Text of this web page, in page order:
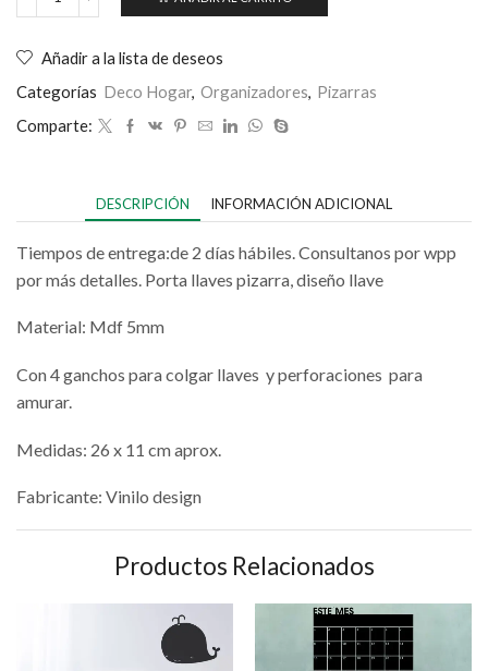
Añadir a la lista de deseos
Categorías Deco Hogar, Organizadores, Pizarras
Comparte:
DESCRIPCIÓN INFORMACIÓN ADICIONAL
Tiempos de entrega:de 2 días hábiles. Consultanos por wpp
por más detalles. Porta llaves pizarra, diseño llave
Material: Mdf 5mm
Con 4 ganchos para colgar llaves y perforaciones para
amurar.
Medidas: 26 x 11 cm aprox.
Fabricante: Vinilo design
Productos Relacionados